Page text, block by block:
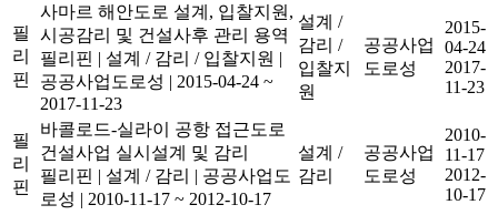
필
리
핀
사마르 해안도로 설계, 입찰지원,
시공감리 및 건설사후 관리 용역
필리핀 | 설계 / 감리 / 입찰지원 |
공공사업도로성 | 2015-04-24 ~
2017-11-23
설계 /
감리 /
입찰지
원
공공사업
도로성
2015-
04-24
2017-
11-23
필
리
핀
바콜로드-실라이 공항 접근도로
건설사업 실시설계 및 감리
필리핀 | 설계 / 감리 | 공공사업도
로성 | 2010-11-17 ~ 2012-10-17
설계 /
감리
공공사업
도로성
2010-
11-17
2012-
10-17